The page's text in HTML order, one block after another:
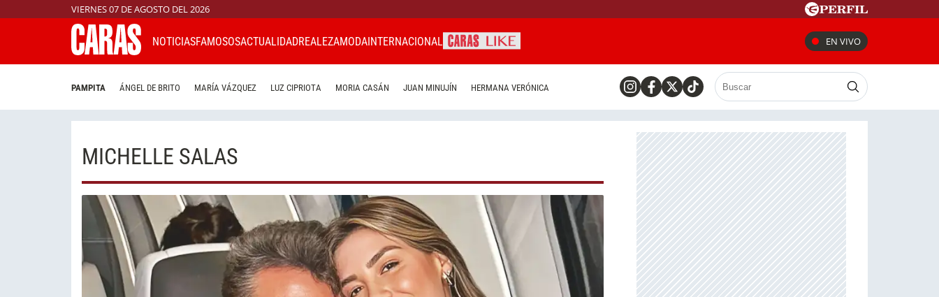
VIERNES 07 DE AGOSTO DEL 2026
NOTICIASFAMOSOSACTUALIDADREALEZAMODAINTERNACIONAL EN VIVO
PAMPITA ÁNGEL DE BRITO MARÍA VÁZQUEZ LUZ CIPRIOTA MORIA CASÁN JUAN MINUJÍN HERMANA VERÓNICA
MICHELLE SALAS